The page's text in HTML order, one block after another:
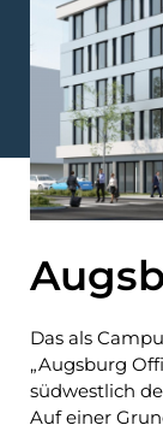
Das als
„Augsburg
südwestlich
Auf einer